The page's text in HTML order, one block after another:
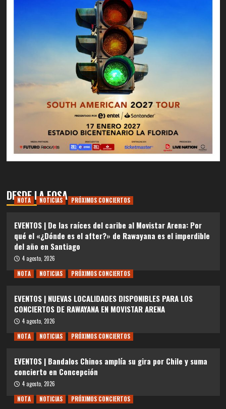
DESDE LA FOSA
NOTA NOTICIAS PRÓXIMOS CONCIERTOS
EVENTOS | De las raíces del caribe al Movistar Arena: Por
qué el «¿Dónde es el after?» de Rawayana es el imperdible
del año en Santiago
4 agosto, 2026
NOTA
NOTICIAS PRÓXIMOS CONCIERTOS
EVENTOS | NUEVAS LOCALIDADES DISPONIBLES PARA LOS
CONCIERTOS DE RAWAYANA EN MOVISTAR ARENA
4 agosto, 2026
NOTA
NOTICIAS PRÓXIMOS CONCIERTOS
EVENTOS | Bandalos Chinos amplía su gira por Chile y suma
concierto en Concepción
4 agosto, 2026
NOTA
NOTICIAS PRÓXIMOS CONCIERTOS